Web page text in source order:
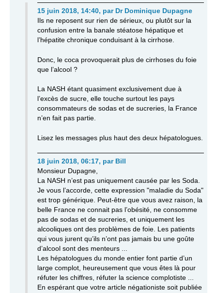
15 juin 2018, 14:40, par Dr Dominique Dupagne
Ils ne reposent sur rien de sérieux, ou plutôt sur la
confusion entre la banale stéatose hépatique et
l’hépatite chronique conduisant à la cirrhose.
Donc, le coca provoquerait plus de cirrhoses du foie
que l’alcool ?
La NASH étant quasiment exclusivement due à
l’excès de sucre, elle touche surtout les pays
consommateurs de sodas et de sucreries, la France
n’en fait pas partie.
Lisez les messages plus haut des deux hépatologues.
18 juin 2018, 06:17, par Bill
Monsieur Dupagne,
La NASH n’est pas uniquement causée par les Soda.
Je vous l’accorde, cette expression "maladie du Soda"
est trop générique. Peut-être que vous avez raison, la
belle France ne connait pas l’obésité, ne consomme
pas de sodas et de sucreries, et uniquement les
alcooliques ont des problèmes de foie. Les patients
qui vous jurent qu’ils n’ont pas jamais bu une goûte
d’alcool sont des menteurs ...
Les hépatologues du monde entier font partie d’un
large complot, heureusement que vous êtes là pour
réfuter les chiffres, réfuter la science complotiste ...
En espérant que votre article négationiste soit publiée